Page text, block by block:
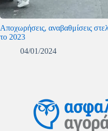
Αποχωρήσεις, αναβαθμίσεις
το 2023
04/01/2024